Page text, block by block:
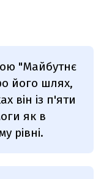
"Майбутнє
його шлях,
він із п'яти
як в
рівні.